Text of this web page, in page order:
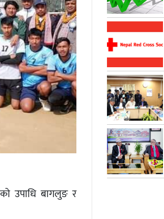
उपाधि बागलुङ र